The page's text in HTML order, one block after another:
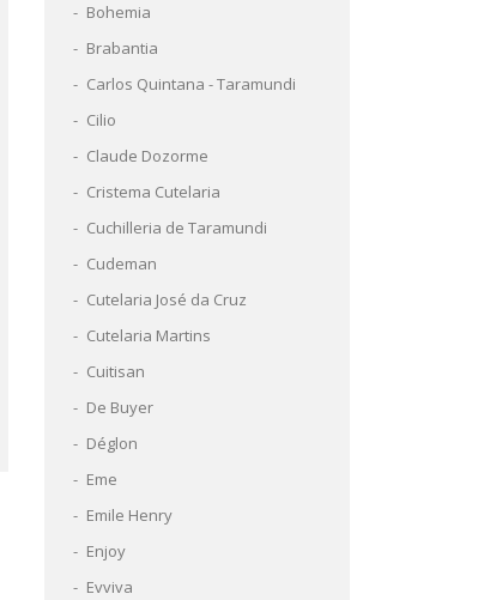
Bohemia
Brabantia
Carlos Quintana - Taramundi
Cilio
Claude Dozorme
Cristema Cutelaria
Cuchilleria de Taramundi
Cudeman
Cutelaria José da Cruz
Cutelaria Martins
Cuitisan
De Buyer
Déglon
Eme
Emile Henry
Enjoy
Evviva